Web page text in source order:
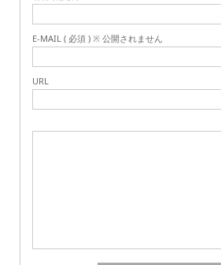
E-MAIL ( 必須 ) ※ 公開されません
URL